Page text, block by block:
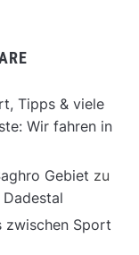
Tipps & viele
Wir fahren in
Gebiet zu
zwischen Sport